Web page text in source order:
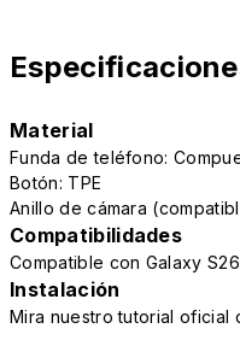
Material
Funda de teléfono:
Botón: TPE
Anillo de cámara
Compatibilidades
Compatible con Galaxy
Instalación
Mira nuestro tutorial oficial